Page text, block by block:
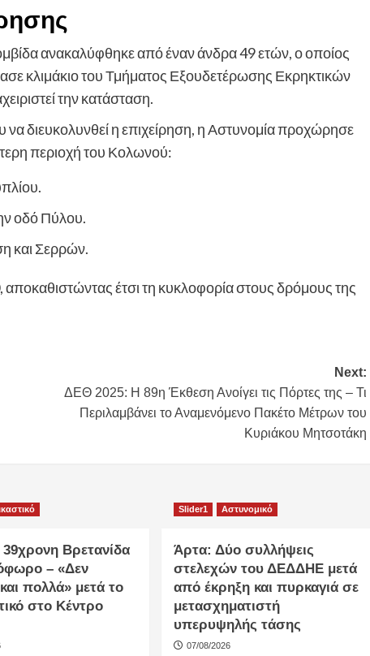
ανακαλύφθηκε από έναν άνδρα 49 ετών, ο οποίος
κλιμάκιο του Τμήματος Εξουδετέρωσης Εκρηκτικών
την κατάσταση.
να διευκολυνθεί η επιχείρηση, η Αστυνομία προχώρησε
περιοχή του Κολωνού:
οδό Πύλου.
και Σερρών.
έτσι τη κυκλοφορία στους δρόμους της
Next:
ΔΕΘ 2025: Η 89η Έκθεση Ανοίγει τις Πόρτες της – Τι
Περιλαμβάνει το Αναμενόμενο Πακέτο Μέτρων του
Κυριάκου Μητσοτάκη
39χρονη Βρετανίδα
– «Δεν
πολλά» μετά το
στο Κέντρο
Slider1 Αστυνομικό
Άρτα: Δύο συλλήψεις
στελεχών του ΔΕΔΔΗΕ μετά
από έκρηξη και πυρκαγιά σε
μετασχηματιστή
υπερυψηλής τάσης
07/08/2026